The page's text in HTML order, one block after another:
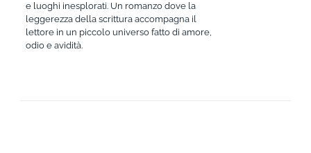
e luoghi inesplorati. Un romanzo dove la
leggerezza della scrittura accompagna il
lettore in un piccolo universo fatto di amore,
odio e avidità.